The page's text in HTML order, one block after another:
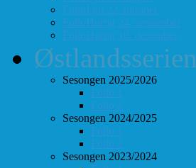
FolloLyn 22. oktober
FolloHurtig 24. september
FolloHurtig 10. desember
Østlandsserien
Sesongen 2025/2026
Follo 1
Follo 2
Sesongen 2024/2025
Follo 1
Follo 2
Sesongen 2023/2024